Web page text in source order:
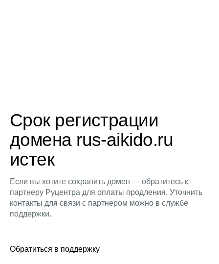
Срок регистрации
домена rus-aikido.ru
истек
Если вы хотите сохранить домен — обратитесь к
партнеру Руцентра для оплаты продления. Уточнить
контакты для связи с партнером можно в службе
поддержки.
Обратиться в поддержку